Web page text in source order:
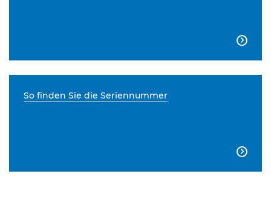

So finden Sie die Seriennummer
